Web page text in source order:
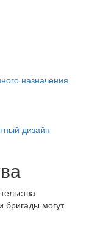
назначения
дизайн
бригады могут